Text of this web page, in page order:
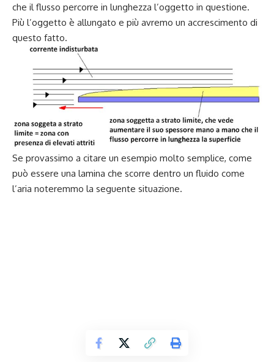
che il flusso percorre in lunghezza l’oggetto in questione.
Più l’oggetto è allungato e più avremo un accrescimento di
questo fatto.
Se provassimo a citare un esempio molto semplice, come
può essere una lamina che scorre dentro un fluido come
l’aria noteremmo la seguente situazione.